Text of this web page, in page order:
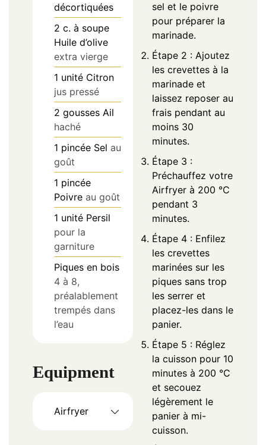
décortiquées
2 c. à soupe
Huile d’olive
extra vierge
1 unité Citron
jus pressé
2 gousses Ail
haché
1 pincée Sel au
goût
1 pincée
Poivre au goût
1 unité Persil
pour la
garniture
Piques en bois
4 à 8,
préalablement
trempés dans
l’eau
Equipment
Airfryer
sel et le poivre
pour préparer la
marinade.
Étape 2 : Ajoutez
les crevettes à la
marinade et
laissez reposer au
frais pendant au
moins 30
minutes.
Étape 3 :
Préchauffez votre
Airfryer à 200 °C
pendant 3
minutes.
Étape 4 : Enfilez
les crevettes
marinées sur les
piques sans trop
les serrer et
placez-les dans le
panier.
Étape 5 : Réglez
la cuisson pour 10
minutes à 200 °C
et secouez
légèrement le
panier à mi-
cuisson.